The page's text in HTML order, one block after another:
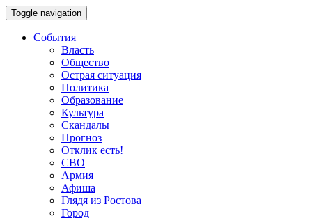
Toggle navigation
События
Власть
Общество
Острая ситуация
Политика
Образование
Культура
Скандалы
Прогноз
Отклик есть!
СВО
Армия
Афиша
Глядя из Ростова
Город